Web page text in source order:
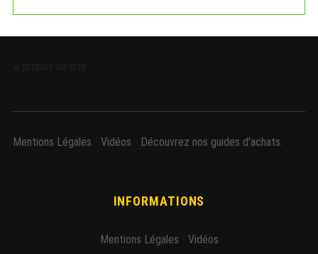
Mentions Légales Vidéos Découvrez nos guides d'achats.
INFORMATIONS
Mentions Légales Vidéos